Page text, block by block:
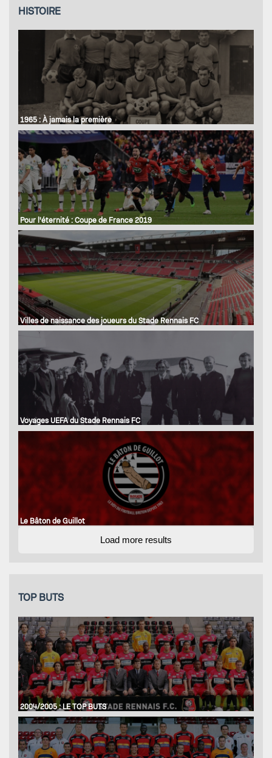
HISTOIRE
1965 : À jamais la première
Pour l'éternité : Coupe de France 2019
Villes de naissance des joueurs du Stade Rennais FC
Voyages UEFA du Stade Rennais FC
Le Bâton de Guillot
Load more results
TOP BUTS
2004/2005 : LE TOP BUTS